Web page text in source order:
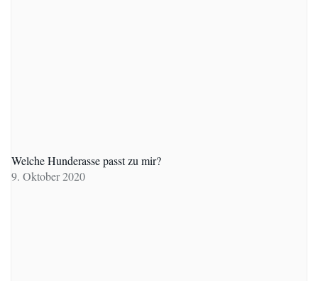
Welche Hunderasse passt zu mir?
9. Oktober 2020